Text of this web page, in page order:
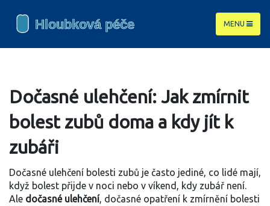
MENU
Dočasné ulehčení: Jak zmírnit
bolest zubů doma a kdy jít k
zubáři
Dočasné ulehčení bolesti zubů je často jediné, co lidé mají,
když bolest přijde v noci nebo v víkend, kdy zubář není.
Ale dočasné ulehčení, dočasné opatření k zmírnění bolesti